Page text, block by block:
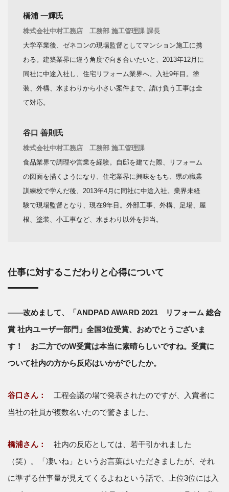
橋浦 一輝氏
株式会社中村工務店 工務部 施工管理課 課長
大学卒業後、ゼネコンの現場監督としてマンション施工に携
わる。建築業界に違う角度で向き合いたいと、2013年12月に
同社に中途入社し、住宅リフォーム業界へ。入社9年目。塗
装、外構、水まわりから小さい案件まで、請け負う工事は全
て対応。
谷口 善則氏
株式会社中村工務店 工務部 施工管理課
食品業界で調理や営業を経験。自邸を建てた際、リフォーム
の図面を描くようになり、住宅業界に興味をもち、県の職業
訓練校で学んだ後、2013年4月に同社に中途入社。業界未経
験で現場監督となり、現在9年目。外部工事、外構、足場、屋
根、塗装、小工事など、水まわり以外を担当。
仕事に対するこだわりと心得について
――改めまして、「ANDPAD AWARD 2021 リフォーム 総合
賞 社内ユーザー部門」全国3位受賞、おめでとうございま
す！ お二方でのW受賞は本当に素晴らしいですね。受賞に
ついて社内の方から反応はいかがでしたか。
谷口さん： 工程会議の場で発表されたのですが、入賞者に
当社の社員が複数名いたので驚きました。
橋浦さん： 社内の反応としては、若干引かれました
（笑）。「凄いね」というお言葉はいただきましたが、それ
に準ずる仕事量が見えてくるよねという話で、上位3位には入